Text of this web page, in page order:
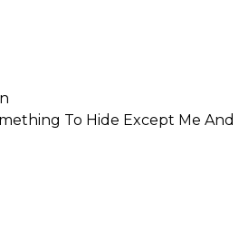
To Hide Except Me And